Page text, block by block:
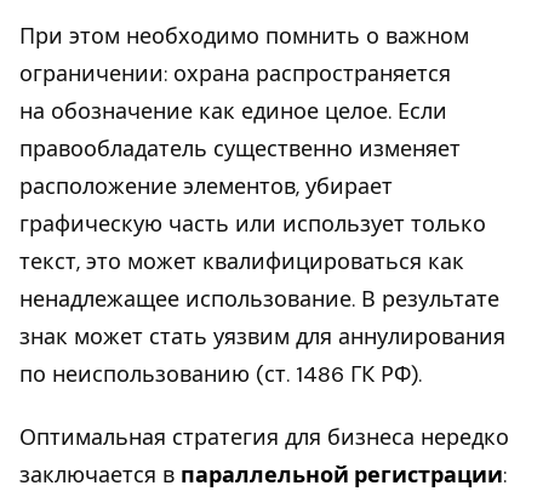
При этом необходимо помнить о важном
ограничении: охрана распространяется
на обозначение как единое целое. Если
правообладатель существенно изменяет
расположение элементов, убирает
графическую часть или использует только
текст, это может квалифицироваться как
ненадлежащее использование. В результате
знак может стать уязвим для аннулирования
по неиспользованию (ст. 1486 ГК РФ).
Оптимальная стратегия для бизнеса нередко
заключается в параллельной регистрации: